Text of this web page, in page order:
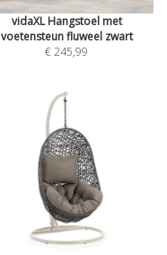
vidaXL Hangstoel met
voetensteun fluweel zwart
€ 245,99